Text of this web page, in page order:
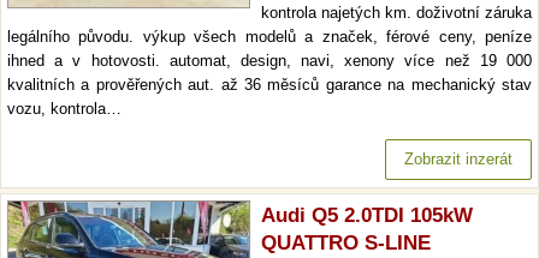
kontrola najetých km. doživotní záruka
legálního původu. výkup všech modelů a značek, férové ceny, peníze
ihned a v hotovosti. automat, design, navi, xenony více než 19 000
kvalitních a prověřených aut. až 36 měsíců garance na mechanický stav
vozu, kontrola…
Zobrazit inzerát
Audi Q5 2.0TDI 105kW
QUATTRO S-LINE